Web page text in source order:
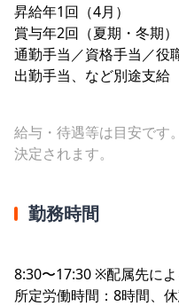
昇給年1回（4月）
賞与年2回（夏期・冬期）
通勤手当／資格手当／役
出勤手当、など別途支給
給与・待遇等は目安です
決定されます。
勤務時間
8:30〜17:30 ※配属先によ
所定労働時間：8時間、